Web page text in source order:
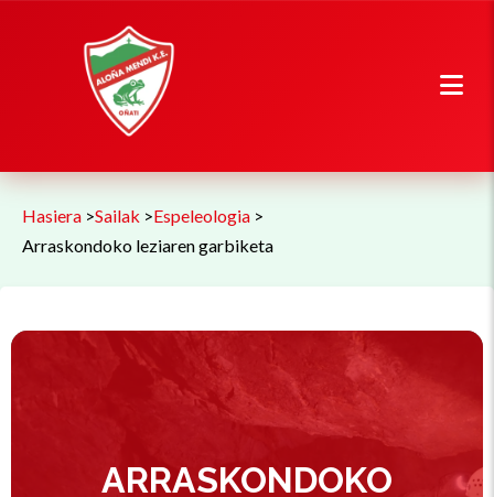
Hasiera >Sailak >Espeleologia >
Arraskondoko leziaren garbiketa
ARRASKONDOKO